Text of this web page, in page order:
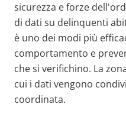
sicurezza e forze
di dati su delinquenti
è uno dei modi più
comportamento e
che si verifichino. La
cui i dati vengono
coordinata.